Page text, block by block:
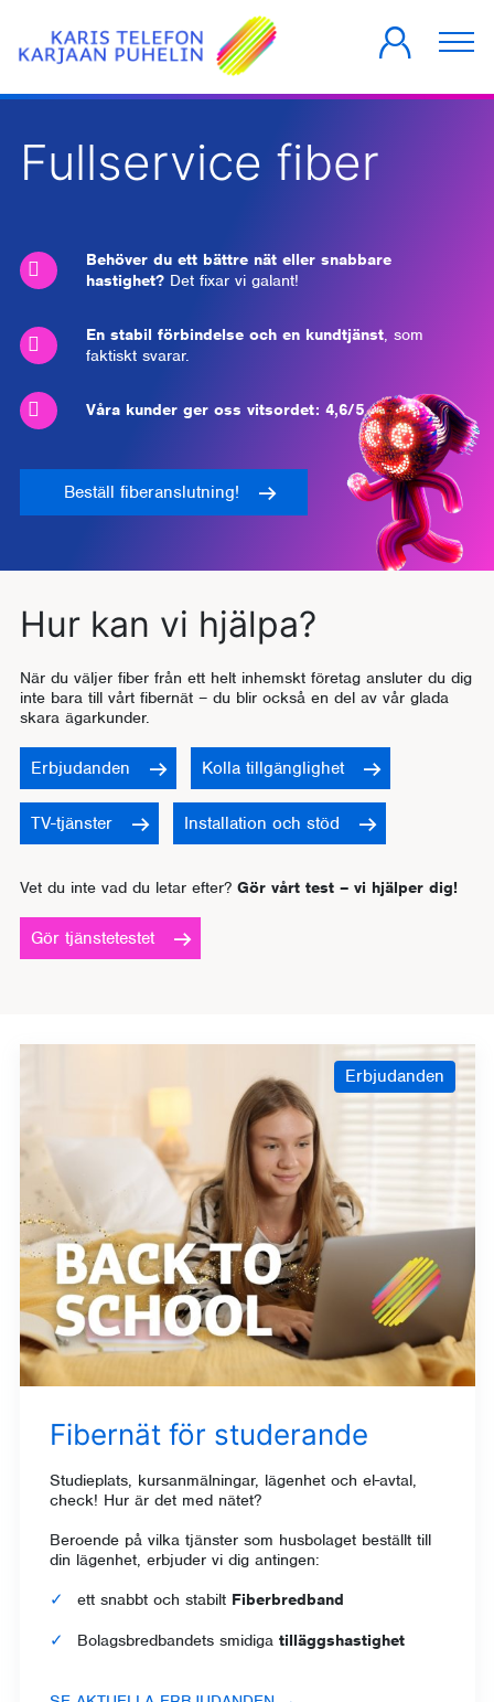
FÖRETAG
Fullservice fiber
Behöver du ett bättre nät eller snabbare
hastighet? Det fixar vi galant!
En stabil förbindelse och en kundtjänst, som
faktiskt svarar.
Våra kunder ger oss vitsordet: 4,6/5
Beställ fiberanslutning!
Hur kan vi hjälpa?
När du väljer fiber från ett helt inhemskt företag ansluter du dig
inte bara till vårt fibernät – du blir också en del av vår glada
skara ägarkunder.
Erbjudanden Kolla tillgänglighet
TV-tjänster Installation och stöd
Vet du inte vad du letar efter? Gör vårt test – vi hjälper dig!
Gör tjänstetestet
Erbjudanden
Fibernät för studerande
Studieplats, kursanmälningar, lägenhet och el-avtal,
check! Hur är det med nätet?
Beroende på vilka tjänster som husbolaget beställt till
din lägenhet, erbjuder vi dig antingen:
ett snabbt och stabilt Fiberbredband
Bolagsbredbandets smidiga tilläggshastighet